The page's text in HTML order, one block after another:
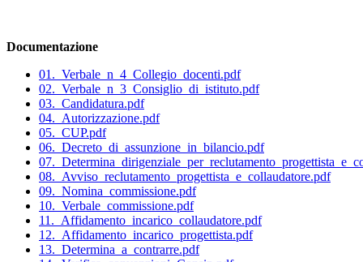
Documentazione
01._Verbale_n_4_Collegio_docenti.pdf
02._Verbale_n_3_Consiglio_di_istituto.pdf
03._Candidatura.pdf
04._Autorizzazione.pdf
05._CUP.pdf
06._Decreto_di_assunzione_in_bilancio.pdf
08._Avviso_reclutamento_progettista_e_collaudatore.pdf
09._Nomina_commissione.pdf
10._Verbale_commissione.pdf
11._Affidamento_incarico_collaudatore.pdf
12._Affidamento_incarico_progettista.pdf
13._Determina_a_contrarre.pdf